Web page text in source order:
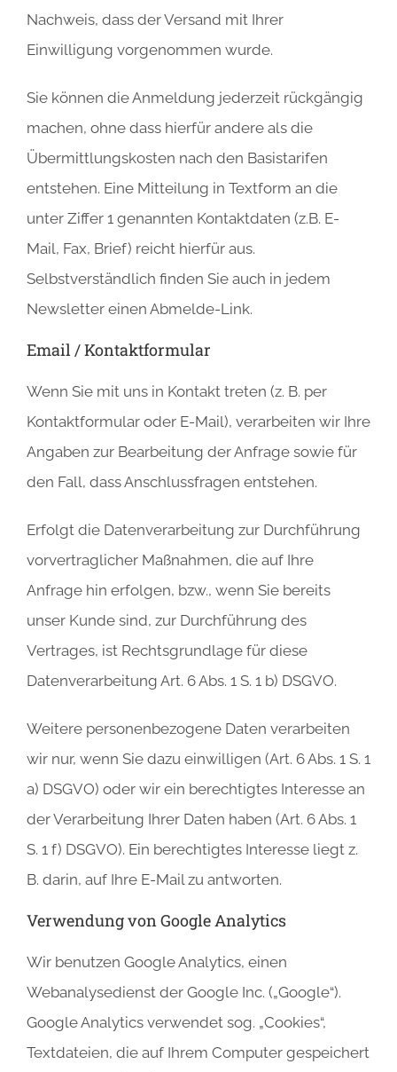
Nachweis, dass der Versand mit Ihrer
Einwilligung vorgenommen wurde.
Sie können die Anmeldung jederzeit rückgängig
machen, ohne dass hierfür andere als die
Übermittlungskosten nach den Basistarifen
entstehen. Eine Mitteilung in Textform an die
unter Ziffer 1 genannten Kontaktdaten (z.B. E-
Mail, Fax, Brief) reicht hierfür aus.
Selbstverständlich finden Sie auch in jedem
Newsletter einen Abmelde-Link.
Email / Kontaktformular
Wenn Sie mit uns in Kontakt treten (z. B. per
Kontaktformular oder E-Mail), verarbeiten wir Ihre
Angaben zur Bearbeitung der Anfrage sowie für
den Fall, dass Anschlussfragen entstehen.
Erfolgt die Datenverarbeitung zur Durchführung
vorvertraglicher Maßnahmen, die auf Ihre
Anfrage hin erfolgen, bzw., wenn Sie bereits
unser Kunde sind, zur Durchführung des
Vertrages, ist Rechtsgrundlage für diese
Datenverarbeitung Art. 6 Abs. 1 S. 1 b) DSGVO.
Weitere personenbezogene Daten verarbeiten
wir nur, wenn Sie dazu einwilligen (Art. 6 Abs. 1 S. 1
a) DSGVO) oder wir ein berechtigtes Interesse an
der Verarbeitung Ihrer Daten haben (Art. 6 Abs. 1
S. 1 f) DSGVO). Ein berechtigtes Interesse liegt z.
B. darin, auf Ihre E-Mail zu antworten.
Verwendung von Google Analytics
Wir benutzen Google Analytics, einen
Webanalysedienst der Google Inc. („Google“).
Google Analytics verwendet sog. „Cookies“,
Textdateien, die auf Ihrem Computer gespeichert